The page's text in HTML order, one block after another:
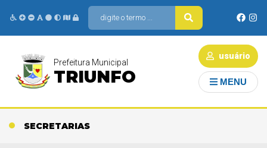
usuário
Prefeitura Municipal
TRIUNFO MENU
SECRETARIAS